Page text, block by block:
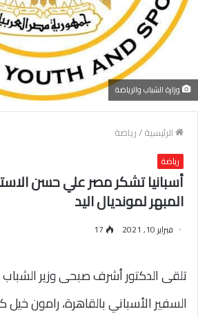
وزارة الشباب والرياضة
الرئيسية/رياضة
رياضة
أسبانيا تشكر مصر علي حسن
المبهر لمونديال اليد
فبراير 10, 2021 17
تلقى الدكتور أشرف صبحى وزير الشباب
السفير الأسباني بالقاهرة، رامون